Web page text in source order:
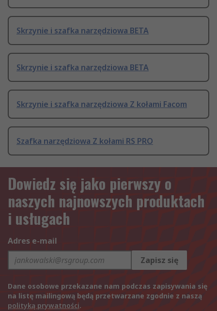
Skrzynie i szafka narzędziowa BETA
Skrzynie i szafka narzędziowa BETA
Skrzynie i szafka narzędziowa Z kołami Facom
Szafka narzędziowa Z kołami RS PRO
Dowiedz się jako pierwszy o
naszych najnowszych produktach
i usługach
Adres e-mail
Zapisz się
Dane osobowe przekazane nam podczas zapisywania się
na listę mailingową będą przetwarzane zgodnie z naszą
polityką prywatności.